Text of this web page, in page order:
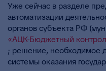
Уже сейчас в разделе
автоматизации
органов субъекта РФ
«АЦК-Бюджетный
; решение, необходимое
системы оказания